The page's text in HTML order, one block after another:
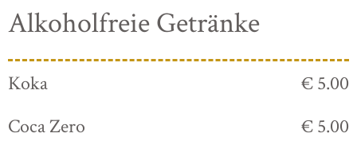
Alkoholfreie Getränke
Koka
€ 5.00
Coca Zero
€ 5.00